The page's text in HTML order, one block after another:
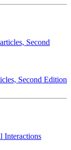
Second Edition